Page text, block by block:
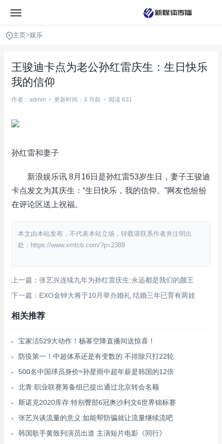
主页>娱乐
王骏迪卡点为老公孙红雷庆生：生日快乐
我的信仰
作者：admin • 更新时间：3 月前 • 阅读 631
孙红雷和妻子
新浪娱乐讯 8月16日是孙红雷53岁生日，妻子王骏迪
卡点发文为其庆生：“生日快乐，我的信仰。”网友也纷纷
在评论区送上祝福。
本文由本站发布，不代表本站立场，转载请联系作者并注明出
处：https://www.xmtcb.com/?p=2389
上一篇：张艺兴连续九年为孙红雷庆生:永远都是我们的颜王
下一篇：EXO金钟大将于10月举办婚礼 结婚三年已育有两娃
相关推荐
宝家洁529大动作！杨幂空降直播间送惊喜！
防疫第一！中超体系还是有变数的 不排除只打22轮
500名中国球员身价≈孙星雨中超年薪是韩国的12倍
北青:职业联赛筹备组已提出通过北京转会名额
斯诺克2020库存:特别臀部6冠奥沙利文6世界锦标赛
张艺兴谈流量的意义:如能帮防骗就让流量继续流吧
韩国歌手黄致列演员出道 主演短片电影《同行》